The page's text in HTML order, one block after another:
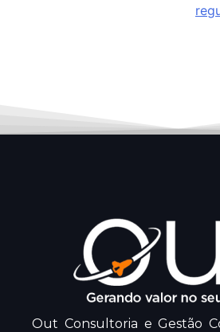
Out Consultoria e Gestão